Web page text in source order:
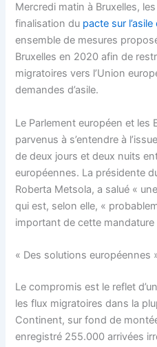
Mercredi matin à Bruxelles,
finalisation du pacte sur
ensemble de mesures
Bruxelles en 2020 afin de
migratoires vers l’Union
demandes d’asile.
Le Parlement européen et les
parvenus à s’entendre à
de deux jours et deux nuits
européennes. La présidente
Roberta Metsola, a salué «
qui est, selon elle, «
important de cette mandature
« Des solutions européennes
Le compromis est le reflet
les flux migratoires dans la
Continent, sur fond de
enregistré 255.000 arrivées